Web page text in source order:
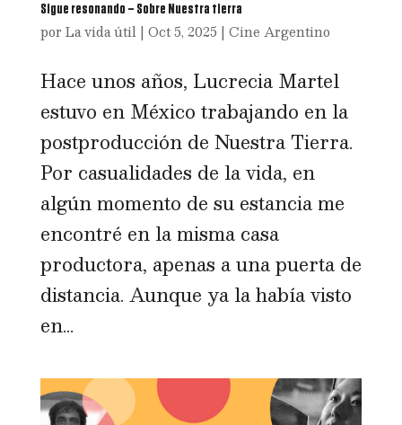
Sigue resonando – Sobre Nuestra tierra
por La vida útil| Oct 5, 2025 | Cine Argentino
Hace unos años, Lucrecia Martel
estuvo en México trabajando en la
postproducción de Nuestra Tierra.
Por casualidades de la vida, en
algún momento de su estancia me
encontré en la misma casa
productora, apenas a una puerta de
distancia. Aunque ya la había visto
en...